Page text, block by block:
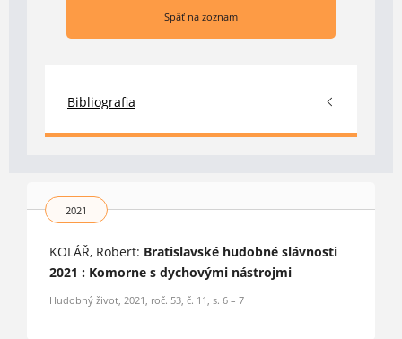
Späť na zoznam
Bibliografia
2021
KOLÁŘ, Robert: Bratislavské hudobné slávnosti
2021 : Komorne s dychovými nástrojmi
Hudobný život, 2021, roč. 53, č. 11, s. 6 – 7